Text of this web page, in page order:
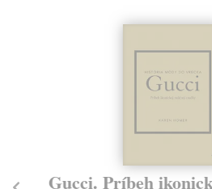
Gucci. Príbeh